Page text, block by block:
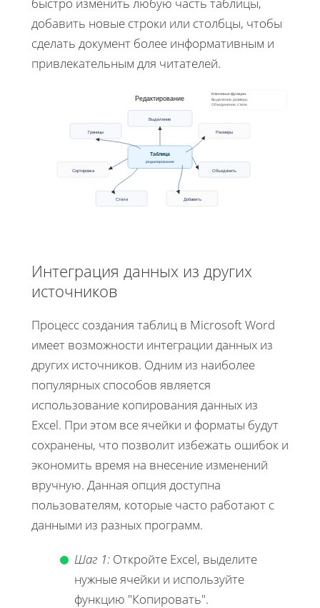
добавить новые строки или столбцы, чтобы
сделать документ более информативным и
привлекательным для читателей.
Редактирование
Выделение
Размеры
Объединить
Добавить
Стили
Сортировка
Границы
Таблица
редактирование
Ключевые функции:
Выделение, размеры
Объединение, стили
Интеграция данных из других
источников
Процесс создания таблиц в Microsoft Word
имеет возможности интеграции данных из
других источников. Одним из наиболее
популярных способов является
использование копирования данных из
Excel. При этом все ячейки и форматы будут
сохранены, что позволит избежать ошибок и
экономить время на внесение изменений
вручную. Данная опция доступна
пользователям, которые часто работают с
данными из разных программ.
Шаг 1: Откройте Excel, выделите
нужные ячейки и используйте
функцию "Копировать".